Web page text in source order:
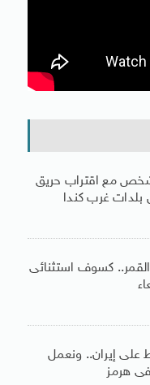
من 20 ألف شخص مع اقتراب حريق
بلدات غرب كندا
كسوف استثنائى
إيران.. ونعمل
هرمز